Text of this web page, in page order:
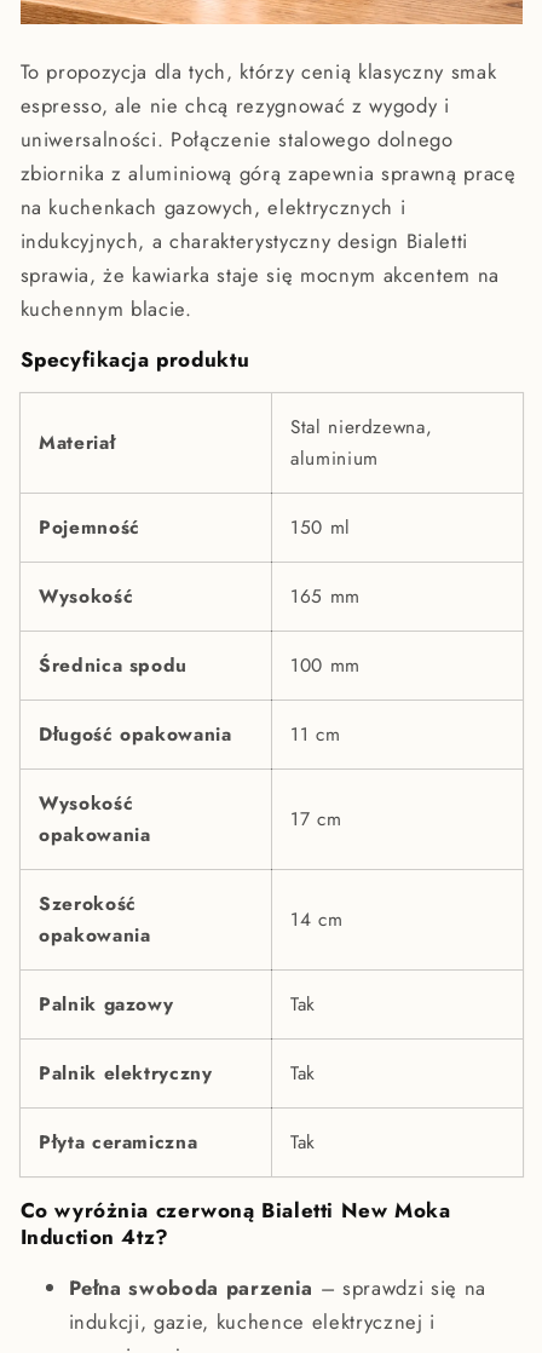
To propozycja dla tych, którzy cenią klasyczny smak
espresso, ale nie chcą rezygnować z wygody i
uniwersalności. Połączenie stalowego dolnego
zbiornika z aluminiową górą zapewnia sprawną pracę
na kuchenkach gazowych, elektrycznych i
indukcyjnych, a charakterystyczny design Bialetti
sprawia, że kawiarka staje się mocnym akcentem na
kuchennym blacie.
Specyfikacja produktu
Materiał
Stal nierdzewna,
aluminium
Pojemność 150 ml
Wysokość 165 mm
Średnica spodu 100 mm
Długość opakowania 11 cm
Wysokość
opakowania
17 cm
Szerokość
opakowania
14 cm
Palnik gazowy Tak
Palnik elektryczny Tak
Płyta ceramiczna Tak
Co wyróżnia czerwoną Bialetti New Moka
Induction 4tz?
Pełna swoboda parzenia – sprawdzi się na
indukcji, gazie, kuchence elektrycznej i